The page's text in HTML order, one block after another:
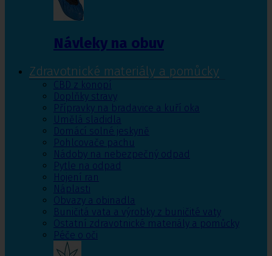
Návleky na obuv
Zdravotnické materiály a pomůcky
CBD z konopí
Doplňky stravy
Přípravky na bradavice a kuří oka
Umělá sladidla
Domácí solné jeskyně
Pohlcovače pachu
Nádoby na nebezpečný odpad
Pytle na odpad
Hojení ran
Náplasti
Obvazy a obinadla
Buničitá vata a výrobky z buničité vaty
Ostatní zdravotnické materiály a pomůcky
Péče o oči